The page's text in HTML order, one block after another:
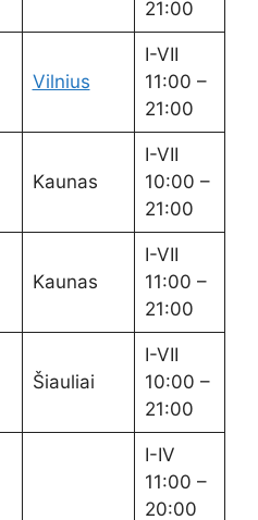
21:00
Vilnius
I-VII
11:00 –
21:00
Kaunas
I-VII
10:00 –
21:00
Kaunas
I-VII
11:00 –
21:00
Šiauliai
I-VII
10:00 –
21:00
I-IV
11:00 –
20:00